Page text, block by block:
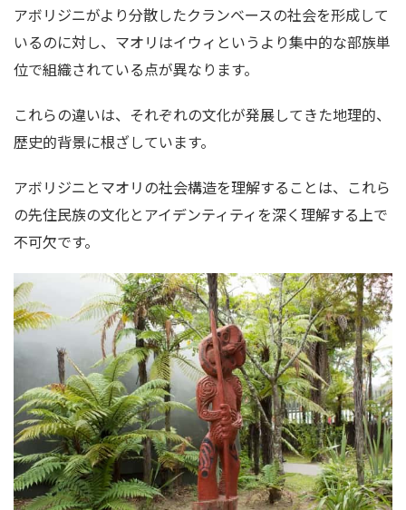
アボリジニがより分散したクランベースの社会を形成して
いるのに対し、マオリはイウィというより集中的な部族単
位で組織されている点が異なります。
これらの違いは、それぞれの文化が発展してきた地理的、
歴史的背景に根ざしています。
アボリジニとマオリの社会構造を理解することは、これら
の先住民族の文化とアイデンティティを深く理解する上で
不可欠です。